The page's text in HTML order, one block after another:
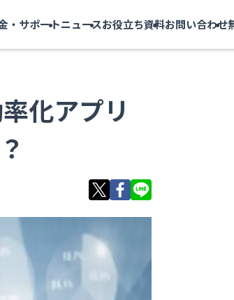
・サポートニュースお役立ち資料お問い合わせ
化アプリ